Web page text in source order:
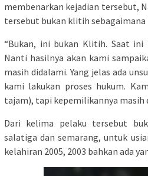
membenarkan kejadian tersebut,
tersebut bukan klitih
“Bukan, ini bukan Klitih. Saat ini
Nanti hasilnya akan kami
masih didalami. Yang jelas ada
kami lakukan proses hukum.
tajam), tapi kepemilikannya masih
Dari kelima pelaku tersebut
salatiga dan semarang, untuk
kelahiran 2005, 2003 bahkan ada